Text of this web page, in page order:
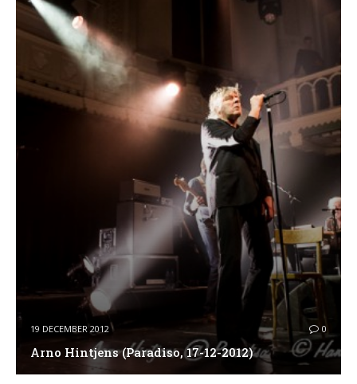
19 DECEMBER 2012 0
Arno Hintjens (Paradiso, 17-12-2012)